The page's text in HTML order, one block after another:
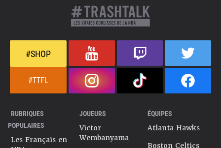
#SHOP
#TTFL
RUBRIQUES
POPULAIRES
Les Français en
JOUEURS
Victor
Wembanyama
ÉQUIPES
Atlanta Hawks
Boston Celtics